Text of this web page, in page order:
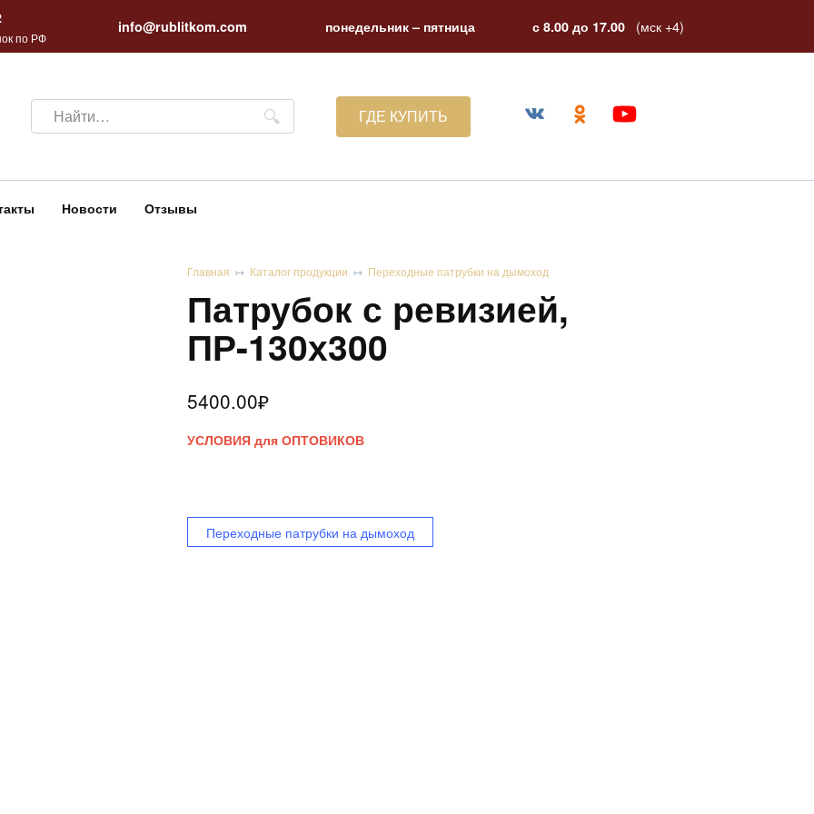
по РФ
info@rublitkom.com понедельник – пятница с 8.00 до 17.00 (мск +4)
Search
for:
ГДЕ КУПИТЬ
Новости Отзывы
Главная Каталог продукции Переходные патрубки на дымоход
Патрубок с ревизией,
ПР-130х300
5400.00₽
УСЛОВИЯ для ОПТОВИКОВ
Переходные патрубки на дымоход